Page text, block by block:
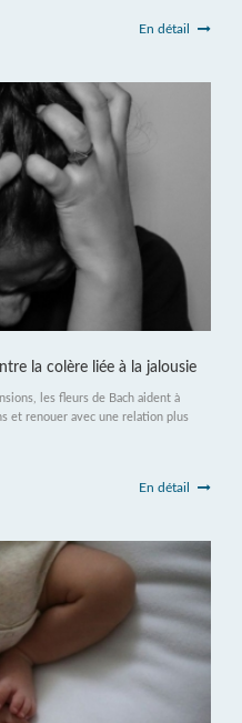
En détail
la colère liée à la jalousie
les fleurs de Bach aident à
et renouer avec une relation plus
En détail